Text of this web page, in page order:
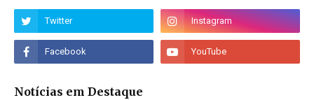
Notícias em Destaque